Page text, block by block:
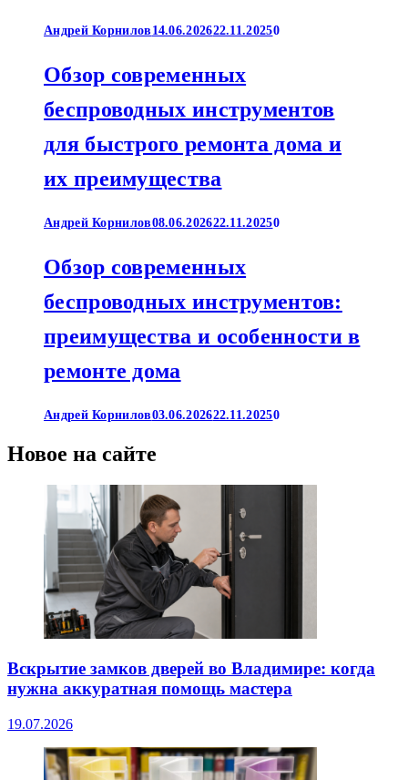
Андрей Корнилов 14.06.202622.11.20250
Обзор современных
беспроводных инструментов
для быстрого ремонта дома и
их преимущества
Андрей Корнилов08.06.202622.11.20250
Обзор современных
беспроводных инструментов:
преимущества и особенности в
ремонте дома
Андрей Корнилов03.06.202622.11.20250
Новое на сайте
Вскрытие замков дверей во Владимире: когда
нужна аккуратная помощь мастера
19.07.2026